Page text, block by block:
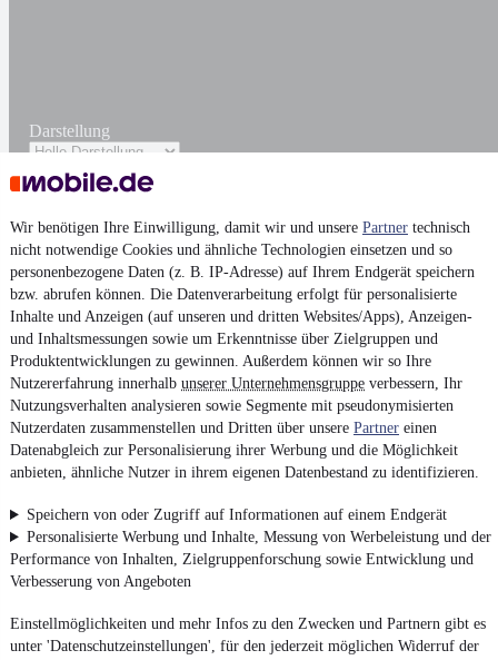
Wir benötigen Ihre Einwilligung, damit wir und unsere Partner technisch
nicht notwendige Cookies und ähnliche Technologien einsetzen und so
personenbezogene Daten (z. B. IP-Adresse) auf Ihrem Endgerät speichern
bzw. abrufen können. Die Datenverarbeitung erfolgt für personalisierte
Inhalte und Anzeigen (auf unseren und dritten Websites/Apps), Anzeigen-
und Inhaltsmessungen sowie um Erkenntnisse über Zielgruppen und
Produktentwicklungen zu gewinnen. Außerdem können wir so Ihre
Nutzererfahrung innerhalb unserer Unternehmensgruppe verbessern, Ihr
Nutzungsverhalten analysieren sowie Segmente mit pseudonymisierten
Nutzerdaten zusammenstellen und Dritten über unsere Partner einen
Datenabgleich zur Personalisierung ihrer Werbung und die Möglichkeit
anbieten, ähnliche Nutzer in ihrem eigenen Datenbestand zu identifizieren.
Speichern von oder Zugriff auf Informationen auf einem Endgerät
Personalisierte Werbung und Inhalte, Messung von Werbeleistung und der
Performance von Inhalten, Zielgruppenforschung sowie Entwicklung und
Verbesserung von Angeboten
Einstellmöglichkeiten und mehr Infos zu den Zwecken und Partnern gibt es
unter 'Datenschutzeinstellungen', für den jederzeit möglichen Widerruf der
Darstellung